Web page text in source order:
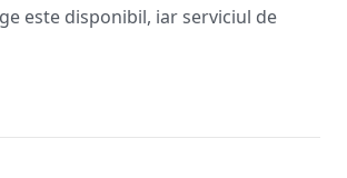
este disponibil, iar serviciul de